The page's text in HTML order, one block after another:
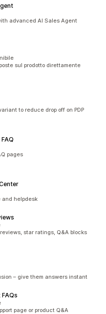
advanced AI Sales Agent
sul prodotto direttamente
to reduce drop off on PDP
pages
and helpdesk
star ratings, Q&A blocks
– give them answers instant
page or product Q&A